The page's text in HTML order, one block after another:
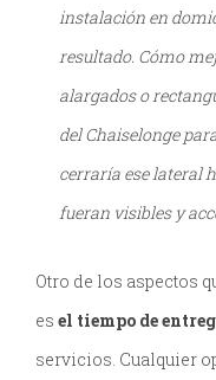
instalación en
resultado. Cómo
alargados o
del Chaiselonge
cerraría ese lateral
fueran visibles y
Otro de los aspectos
es el tiempo de
servicios. Cualquier